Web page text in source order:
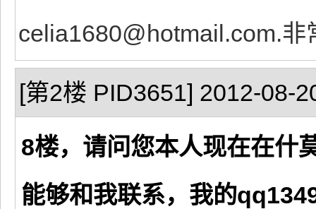
celia1680@hotmail.com.非
[第2楼 PID3651] 2012-08-
8楼，请问您本人现在在什
能够和我联系，我的